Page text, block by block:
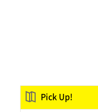
Pick Up!